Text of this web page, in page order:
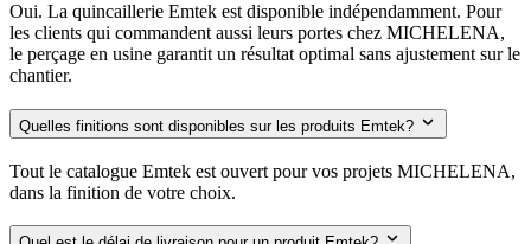
Oui. La quincaillerie Emtek est disponible indépendamment. Pour
les clients qui commandent aussi leurs portes chez MICHELENA,
le perçage en usine garantit un résultat optimal sans ajustement sur le
chantier.
Quelles finitions sont disponibles sur les produits Emtek?
Tout le catalogue Emtek est ouvert pour vos projets MICHELENA,
dans la finition de votre choix.